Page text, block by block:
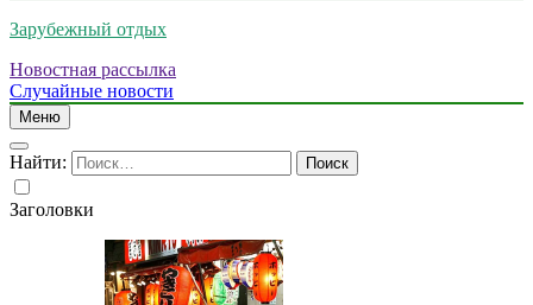
Зарубежный отдых
Новостная рассылка
Случайные новости
Меню
Найти:
Заголовки